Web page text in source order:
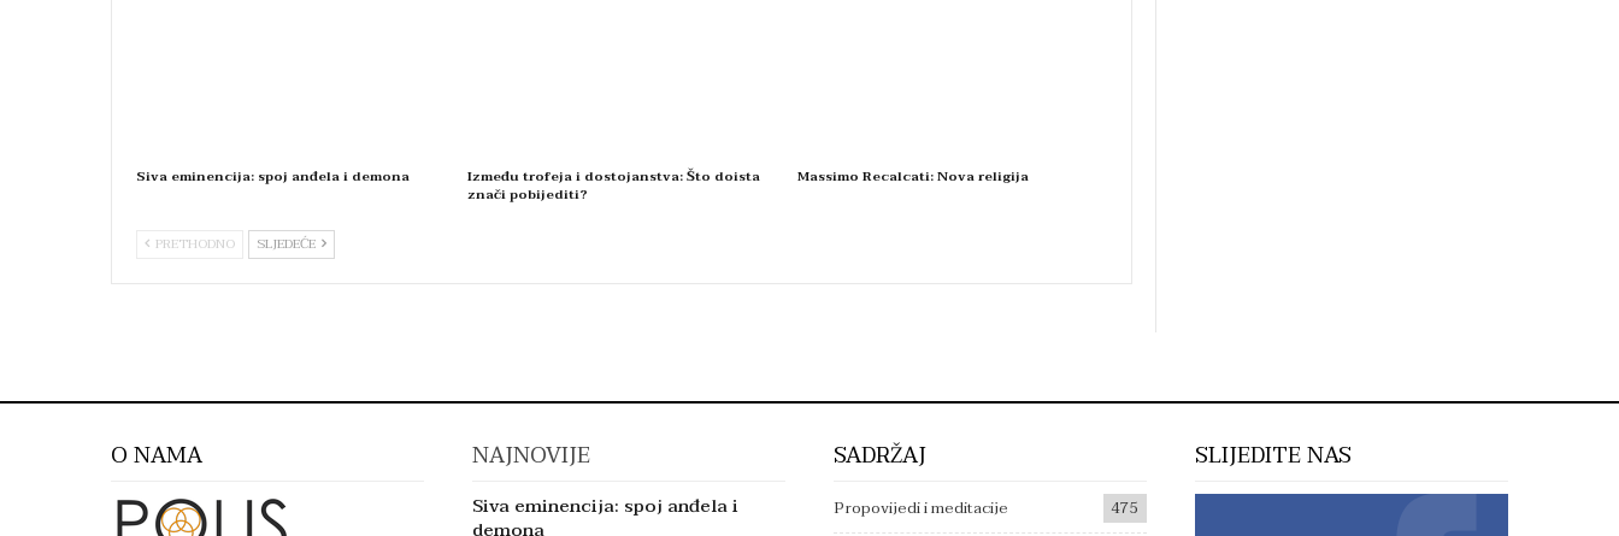
Siva eminencija: spoj anđela i demona Između trofeja i dostojanstva: Što doista
znači pobijediti?
Massimo Recalcati: Nova religija
PRETHODNO SLJEDEĆE
O NAMA NAJNOVIJE
Siva eminencija: spoj anđela i
SADRŽAJ
Propovijedi i meditacije 475
SLIJEDITE NAS